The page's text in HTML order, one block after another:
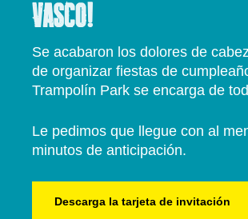
VASCO!
Se acabaron los dolores de
de organizar fiestas de
Trampolín Park se encarga de
Le pedimos que llegue con al
minutos de anticipación.
Descarga la tarjeta de invitación